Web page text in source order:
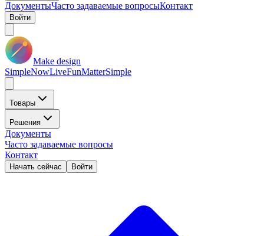
ДокументыЧасто задаваемые вопросыКонтакт
Войти
Make design
SimpleNowLiveFunMatterSimple
Товары
Решения
Документы
Часто задаваемые вопросы
Контакт
Начать сейчас Войти